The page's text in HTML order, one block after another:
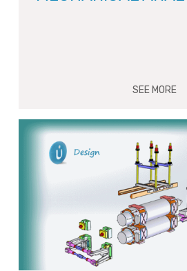
SEE MORE